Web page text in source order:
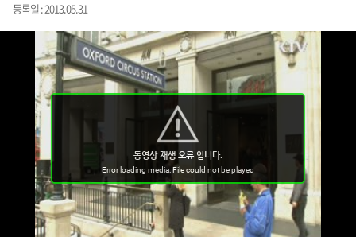
등록일 : 2013.05.31